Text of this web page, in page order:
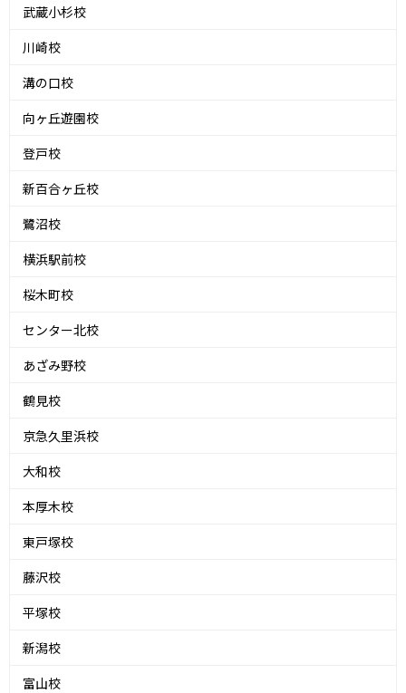
武蔵小杉校
川崎校
溝の口校
向ヶ丘遊園校
登戸校
新百合ヶ丘校
鷺沼校
横浜駅前校
桜木町校
センター北校
あざみ野校
鶴見校
京急久里浜校
大和校
本厚木校
東戸塚校
藤沢校
平塚校
新潟校
富山校